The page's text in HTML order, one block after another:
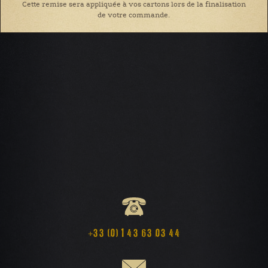
Cette remise sera appliquée à vos cartons lors de la finalisation
de votre commande.
+33 (0) 1 43 63 03 44